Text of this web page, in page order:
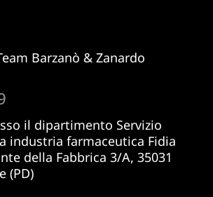
Barzanò & Zanardo
il dipartimento Servizio
industria farmaceutica Fidia
della Fabbrica 3/A, 35031
(PD)